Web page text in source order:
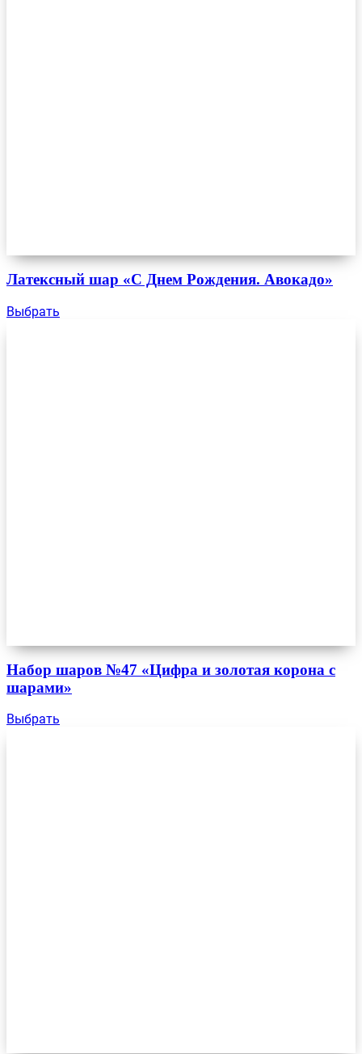
Латексный шар «С Днем Рождения. Авокадо»
Выбрать
Набор шаров №47 «Цифра и золотая корона с
шарами»
Выбрать